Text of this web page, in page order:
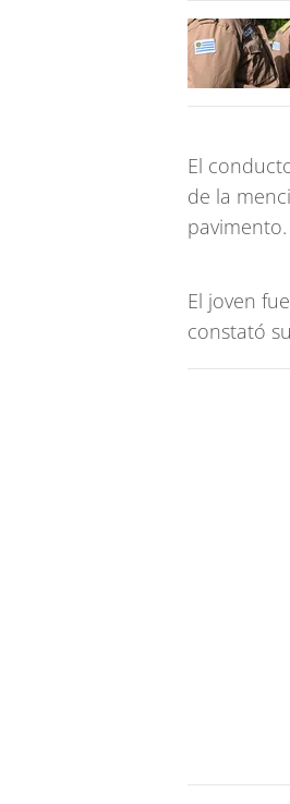
El
de la
pavimento.
El joven
constató